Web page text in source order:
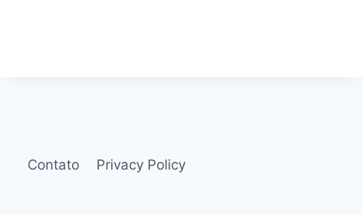
Contato Privacy Policy